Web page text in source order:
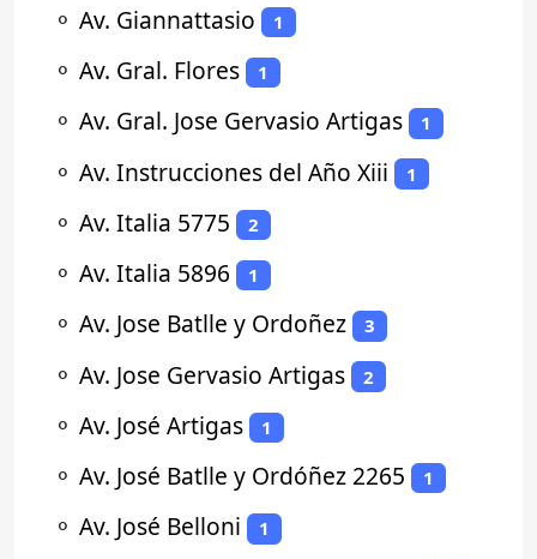
⚬ Av. Giannattasio 1
⚬ Av. Gral. Flores 1
⚬ Av. Gral. Jose Gervasio Artigas 1
⚬ Av. Instrucciones del Año Xiii 1
⚬ Av. Italia 5775 2
⚬ Av. Italia 5896 1
⚬ Av. Jose Batlle y Ordoñez 3
⚬ Av. Jose Gervasio Artigas 2
⚬ Av. José Artigas 1
⚬ Av. José Batlle y Ordóñez 2265 1
⚬ Av. José Belloni 1